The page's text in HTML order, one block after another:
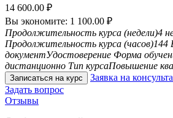
14 600.00 ₽
Вы экономите: 1 100.00 ₽
Продолжительность курса (недели)4
Продолжительность курса (часов)144
документУдостоверение Форма
дистанционно Тип курсаПовышение
Записаться на курс
Заявка на
Задать вопрос
Отзывы